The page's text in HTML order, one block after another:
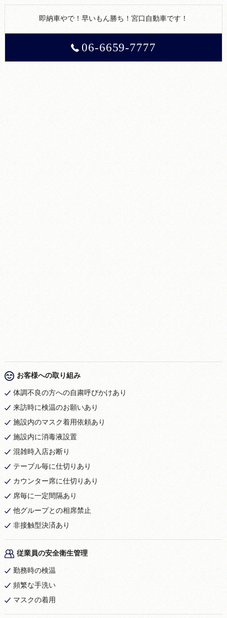
即納車やで！早いもん勝ち！宮口自動車です！
06-6659-7777
お客様への取り組み
体調不良の方への自粛呼びかけあり
来訪時に検温のお願いあり
施設内のマスク着用依頼あり
施設内に消毒液設置
混雑時入店お断り
テーブル毎に仕切りあり
カウンター席に仕切りあり
席毎に一定間隔あり
他グループとの相席禁止
非接触型決済あり
従業員の安全衛生管理
勤務時の検温
頻繁な手洗い
マスクの着用